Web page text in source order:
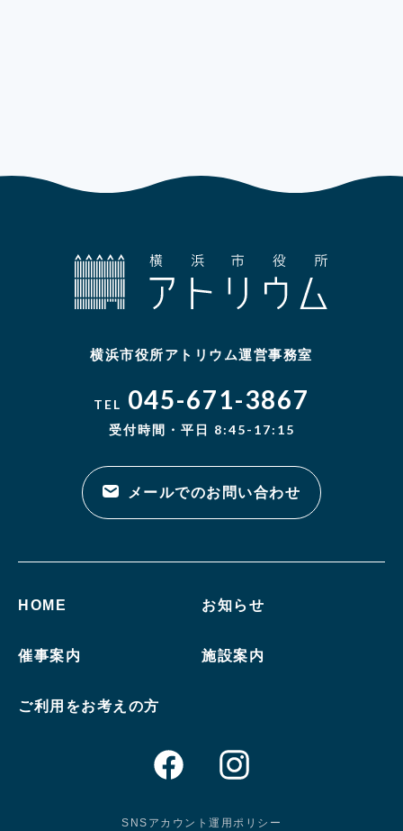
横浜市役所アトリウム運営事務室
TEL 045-671-3867
受付時間・平日 8:45-17:15
メールでのお問い合わせ
HOME お知らせ
催事案内 施設案内
ご利用をお考えの方
SNSアカウント運用ポリシー